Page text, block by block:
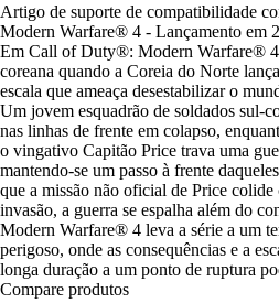
Artigo de suporte de compatibilidade
Modern Warfare® 4 - Lançamento em
Em Call of Duty®: Modern Warfare®
coreana quando a Coreia do Norte
escala que ameaça desestabilizar o
Um jovem esquadrão de soldados sul-
nas linhas de frente em colapso,
o vingativo Capitão Price trava uma
mantendo-se um passo à frente
que a missão não oficial de Price colide
invasão, a guerra se espalha além do
Modern Warfare® 4 leva a série a um
perigoso, onde as consequências e a
longa duração a um ponto de ruptura
Compare produtos